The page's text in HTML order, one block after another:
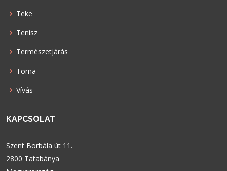
Teke
Tenisz
Természetjárás
Torna
Vívás
KAPCSOLAT
Szent Borbála út 11.
2800 Tatabánya